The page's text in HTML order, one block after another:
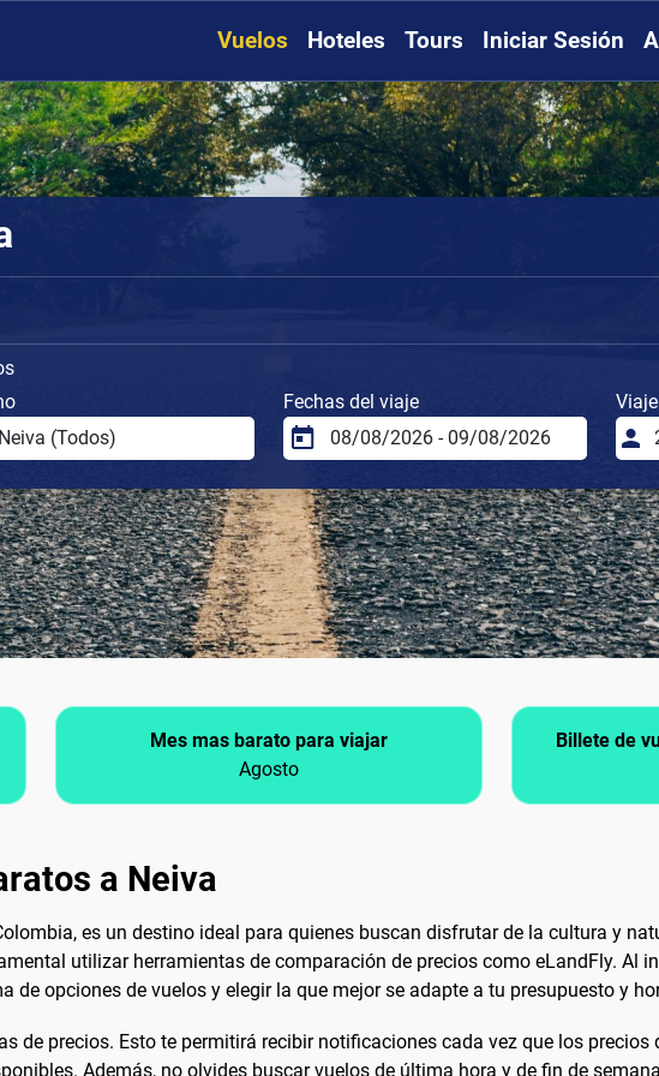
Vuelos Hoteles Tours Iniciar Sesión
Fechas del viaje
Mes mas barato para viajar
Agosto
Billete de
a Neiva
es un destino ideal para quienes buscan disfrutar de la cultura y
utilizar herramientas de comparación de precios como eLandFly. Al
opciones de vuelos y elegir la que mejor se adapte a tu presupuesto y
de precios. Esto te permitirá recibir notificaciones cada vez que los precios
Además, no olvides buscar vuelos de última hora y de fin de